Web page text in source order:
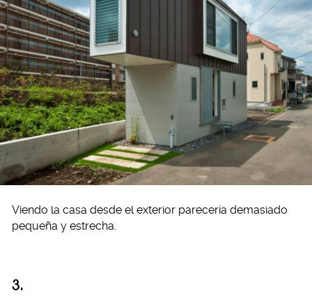
Viendo la casa desde el exterior parecería demasiado
pequeña y estrecha.
3.